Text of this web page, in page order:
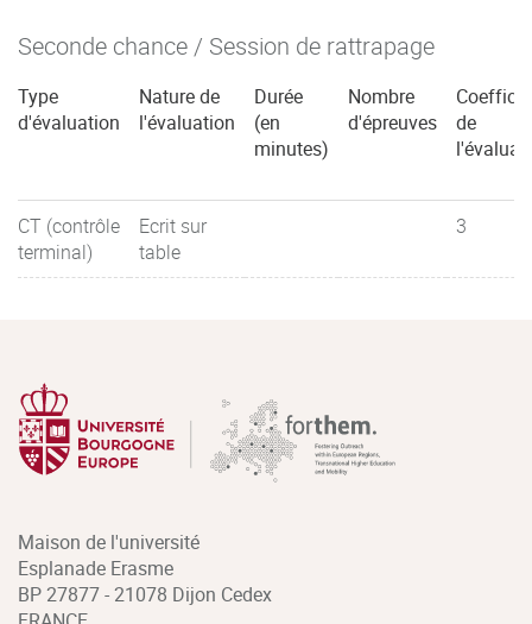
Seconde chance / Session de rattrapage
Type
d'évaluation
Nature de
l'évaluation
Durée
(en
minutes)
Nombre
d'épreuves
de
CT (contrôle
terminal)
Ecrit sur
table
3
Maison de l'université
Esplanade Erasme
BP 27877 - 21078 Dijon Cedex